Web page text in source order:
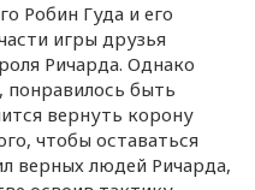
Робин Гуда и его
игры друзья
Ричарда. Однако
быть
вернуть корону
чтобы оставаться
верных людей Ричарда,